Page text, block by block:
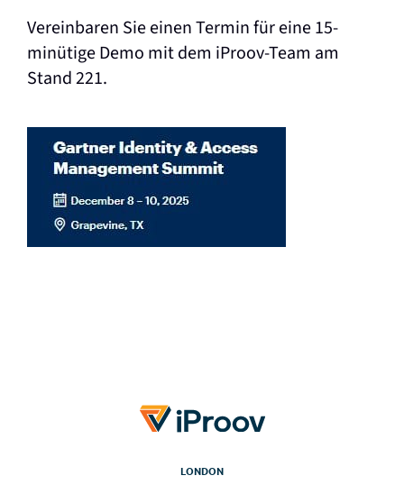
Vereinbaren Sie einen Termin für eine 15-
minütige Demo mit dem iProov-Team am
Stand 221.
LONDON